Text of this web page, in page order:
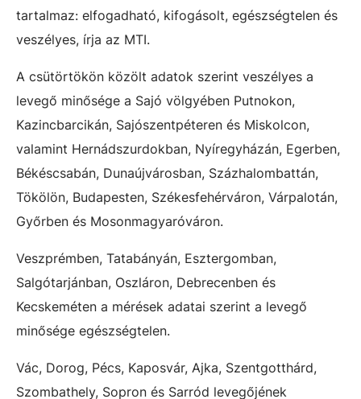
tartalmaz: elfogadható, kifogásolt, egészségtelen és
veszélyes, írja az MTI.
A csütörtökön közölt adatok szerint veszélyes a
levegő minősége a Sajó völgyében Putnokon,
Kazincbarcikán, Sajószentpéteren és Miskolcon,
valamint Hernádszurdokban, Nyíregyházán, Egerben,
Békéscsabán, Dunaújvárosban, Százhalombattán,
Tökölön, Budapesten, Székesfehérváron, Várpalotán,
Győrben és Mosonmagyaróváron.
Veszprémben, Tatabányán, Esztergomban,
Salgótarjánban, Oszláron, Debrecenben és
Kecskeméten a mérések adatai szerint a levegő
minősége egészségtelen.
Vác, Dorog, Pécs, Kaposvár, Ajka, Szentgotthárd,
Szombathely, Sopron és Sarród levegőjének